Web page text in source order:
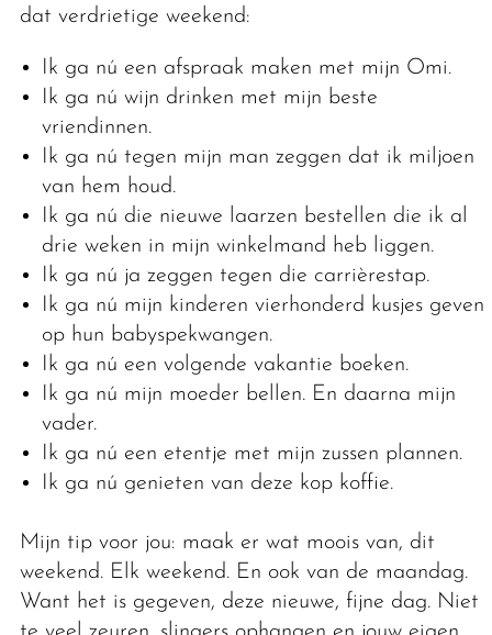
dat verdrietige weekend:
Ik ga nú een afspraak maken met mijn Omi.
Ik ga nú wijn drinken met mijn beste
vriendinnen.
Ik ga nú tegen mijn man zeggen dat ik miljoen
van hem houd.
Ik ga nú die nieuwe laarzen bestellen die ik al
drie weken in mijn winkelmand heb liggen.
Ik ga nú ja zeggen tegen die carrièrestap.
Ik ga nú mijn kinderen vierhonderd kusjes geven
op hun babyspekwangen.
Ik ga nú een volgende vakantie boeken.
Ik ga nú mijn moeder bellen. En daarna mijn
vader.
Ik ga nú een etentje met mijn zussen plannen.
Ik ga nú genieten van deze kop koffie.
Mijn tip voor jou: maak er wat moois van, dit
weekend. Elk weekend. En ook van de maandag.
Want het is gegeven, deze nieuwe, fijne dag. Niet